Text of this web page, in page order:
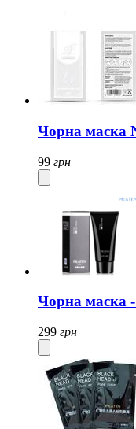
Чорна маска
99 грн
Чорна маска
299 грн